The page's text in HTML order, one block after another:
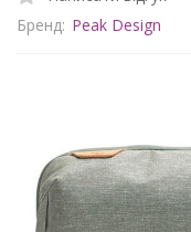
Бренд: Peak Design